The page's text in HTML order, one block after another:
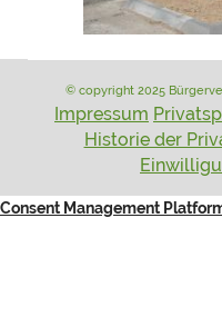
© copyright 2025
Impressum
Historie der
Consent Management